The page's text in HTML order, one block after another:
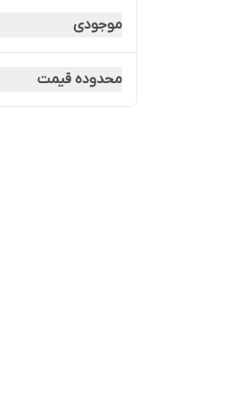
موجودی
محدوده قیمت